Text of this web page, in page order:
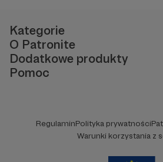
Kategorie
O Patronite
Dodatkowe produkty
Pomoc
RegulaminPolityka prywatności
Warunki korzystania z